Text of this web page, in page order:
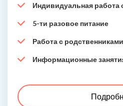
Индивидуальная работа
5-ти разовое питание
Работа с
Информационные